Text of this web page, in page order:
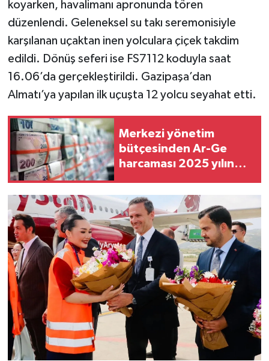
koyarken, havalimanı apronunda tören
düzenlendi. Geleneksel su takı seremonisiyle
karşılanan uçaktan inen yolculara çiçek takdim
edildi. Dönüş seferi ise FS7112 koduyla saat
16.06’da gerçekleştirildi. Gazipaşa’dan
Almatı’ya yapılan ilk uçuşta 12 yolcu seyahat etti.
Merkezi yönetim
bütçesinden Ar-Ge
harcaması 2025 yılında
TL oldu